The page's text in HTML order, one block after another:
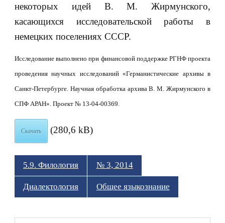
некоторых идей В. М. Жирмунского,
касающихся исследовательской работы в
немецких поселениях СССР.
Исследование выполнено при финансовой поддержке РГНФ проекта
проведения научных исследований «Германистические архивы в
Санкт-Петербурге. Научная обработка архива В. М. Жирмунского в
СПФ АРАН». Проект № 13-04-00369.
Скачать (280,6 kB)
5.9. Филология № 3, 2014
Диалектология Общее языкознание